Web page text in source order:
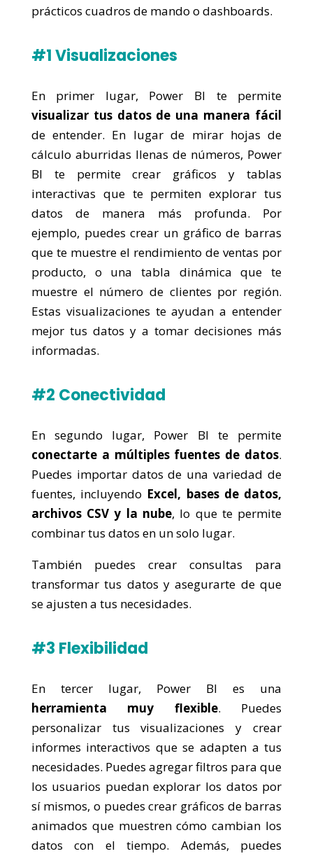
prácticos cuadros de mando o dashboards.
#1 Visualizaciones
En primer lugar, Power BI te permite
visualizar tus datos de una manera fácil
de entender. En lugar de mirar hojas de
cálculo aburridas llenas de números, Power
BI te permite crear gráficos y tablas
interactivas que te permiten explorar tus
datos de manera más profunda. Por
ejemplo, puedes crear un gráfico de barras
que te muestre el rendimiento de ventas por
producto, o una tabla dinámica que te
muestre el número de clientes por región.
Estas visualizaciones te ayudan a entender
mejor tus datos y a tomar decisiones más
informadas.
#2 Conectividad
En segundo lugar, Power BI te permite
conectarte a múltiples fuentes de datos.
Puedes importar datos de una variedad de
fuentes, incluyendo Excel, bases de datos,
archivos CSV y la nube, lo que te permite
combinar tus datos en un solo lugar.
También puedes crear consultas para
transformar tus datos y asegurarte de que
se ajusten a tus necesidades.
#3 Flexibilidad
En tercer lugar, Power BI es una
herramienta muy flexible. Puedes
personalizar tus visualizaciones y crear
informes interactivos que se adapten a tus
necesidades. Puedes agregar filtros para que
los usuarios puedan explorar los datos por
sí mismos, o puedes crear gráficos de barras
animados que muestren cómo cambian los
datos con el tiempo. Además, puedes